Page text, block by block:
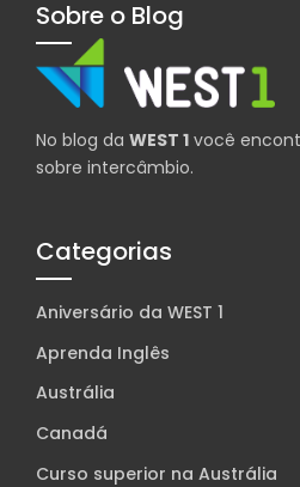
Sobre o Blog
No blog da WEST 1 você
sobre intercâmbio.
Categorias
Aniversário da WEST 1
Aprenda Inglês
Austrália
Canadá
Curso superior na Austrália